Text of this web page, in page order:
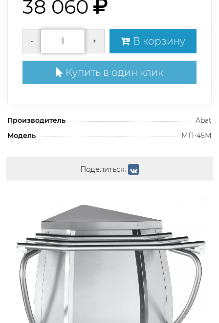
38 060
- + В корзину
Купить в один клик
Производитель
Abat
Модель
МП-45М
Поделиться: